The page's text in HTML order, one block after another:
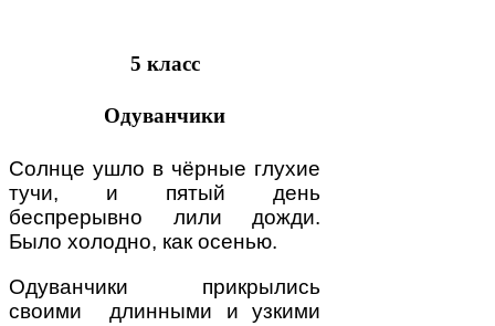
5 класс
Одуванчики
Солнце ушло в чёрные глухие
тучи, и пятый день
беспрерывно лили дожди.
Было холодно, как осенью.
Одуванчики прикрылись
своими длинными и узкими